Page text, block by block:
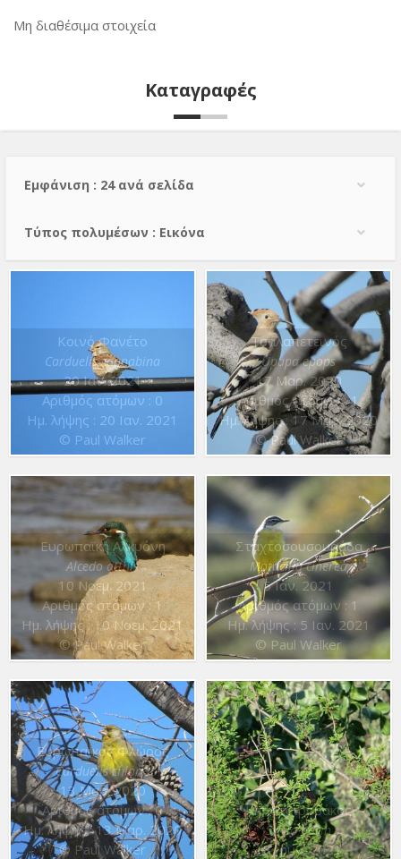
Μη διαθέσιμα στοιχεία
Καταγραφές
Εμφάνιση : 24 ανά σελίδα
Τύπος πολυμέσων : Εικόνα
Κοινό Φανέτο
Carduelis cannabina
20 Ιαν. 2021
Αριθμός ατόμων : 0
Ημ. λήψης : 20 Ιαν. 2021
© Paul Walker
Τσαλαπετεινός
Upupa epops
17 Μαρ. 2020
Αριθμός ατόμων : 1
Ημ. λήψης : 17 Μαρ. 2020
© Paul Walker
Ευρωπαϊκή Αλκυόνη
Alcedo atthis
10 Νοεμ. 2021
Αριθμός ατόμων : 1
Ημ. λήψης : 10 Νοεμ. 2021
© Paul Walker
Σταχτοσουσουράδα
Motacilla cinerea
5 Ιαν. 2021
Αριθμός ατόμων : 1
Ημ. λήψης : 5 Ιαν. 2021
© Paul Walker
Ευρωπαϊκός Φλώρος
Carduelis chloris
13 Μαρ. 2020
Αριθμός ατόμων : 0
Ημ. λήψης : 13 Μαρ. 2020
© Paul Walker
Κηποτσιροβάκος
Sylvia borin
18 Ιουν. 2021